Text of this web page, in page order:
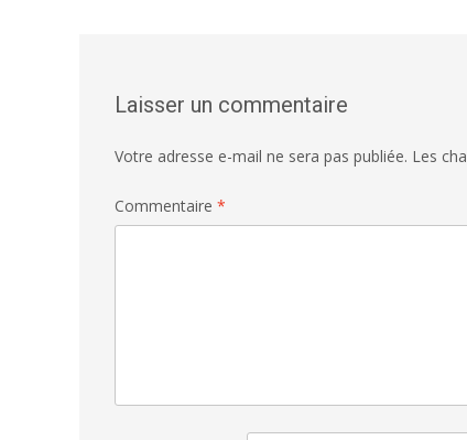
Laisser un commentaire
Votre adresse e-mail ne sera pas publiée. Les
Commentaire *